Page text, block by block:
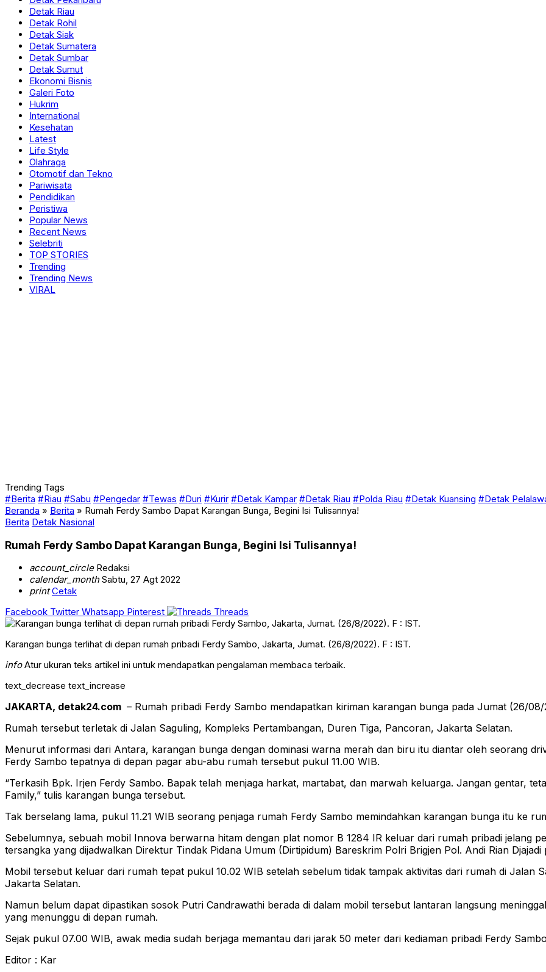
Detak Riau
Detak Rohil
Detak Siak
Detak Sumatera
Detak Sumbar
Detak Sumut
Ekonomi Bisnis
Galeri Foto
Hukrim
International
Kesehatan
Latest
Life Style
Olahraga
Otomotif dan Tekno
Pariwisata
Pendidikan
Peristiwa
Popular News
Recent News
Selebriti
TOP STORIES
Trending
Trending News
VIRAL
Trending Tags
#Berita #Riau #Sabu #Pengedar #Tewas #Duri #Kurir #Detak Kampar #Detak Riau #Polda Riau #Detak Kuansing #Detak
Beranda » Berita » Rumah Ferdy Sambo Dapat Karangan Bunga, Begini Isi Tulisannya!
Berita Detak Nasional
Rumah Ferdy Sambo Dapat Karangan Bunga, Begini Isi Tulisannya!
account_circleRedaksi
calendar_monthSabtu, 27 Agt 2022
print Cetak
Facebook Twitter Whatsapp Pinterest Threads
Karangan bunga terlihat di depan rumah pribadi Ferdy Sambo, Jakarta, Jumat. (26/8/2022). F : IST.
infoAtur ukuran teks artikel ini untuk mendapatkan pengalaman membaca terbaik.
text_decrease text_increase
JAKARTA, detak24.com – Rumah pribadi Ferdy Sambo mendapatkan kiriman karangan bunga pada Jumat (26/08/
Rumah tersebut terletak di Jalan Saguling, Kompleks Pertambangan, Duren Tiga, Pancoran, Jakarta Selatan.
Menurut informasi dari Antara, karangan bunga dengan dominasi warna merah dan biru itu diantar oleh seorang
Ferdy Sambo tepatnya di depan pagar abu-abu rumah tersebut pukul 11.00 WIB.
“Terkasih Bpk. Irjen Ferdy Sambo. Bapak telah menjaga harkat, martabat, dan marwah keluarga. Jangan gentar,
Family,” tulis karangan bunga tersebut.
Tak berselang lama, pukul 11.21 WIB seorang penjaga rumah Ferdy Sambo memindahkan karangan bunga itu ke
Sebelumnya, sebuah mobil Innova berwarna hitam dengan plat nomor B 1284 IR keluar dari rumah pribadi jelang
tersangka yang dijadwalkan Direktur Tindak Pidana Umum (Dirtipidum) Bareskrim Polri Brigjen Pol. Andi Rian
Mobil tersebut keluar dari rumah tepat pukul 10.02 WIB setelah sebelum tidak tampak aktivitas dari rumah di Jalan
Jakarta Selatan.
Namun belum dapat dipastikan sosok Putri Candrawathi berada di dalam mobil tersebut lantaran langsung
yang menunggu di depan rumah.
Sejak pukul 07.00 WIB, awak media sudah berjaga memantau dari jarak 50 meter dari kediaman pribadi Ferdy
Editor : Kar